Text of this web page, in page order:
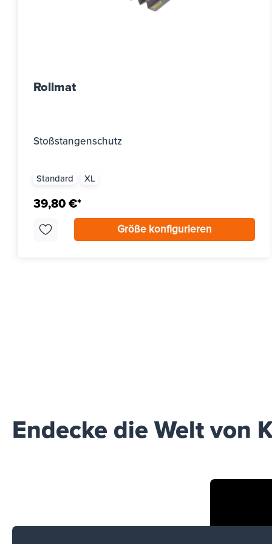
Rollmat
Stoßstangenschutz
Standard XL
39,80 €*
Größe konfigurieren
Endecke die Welt von